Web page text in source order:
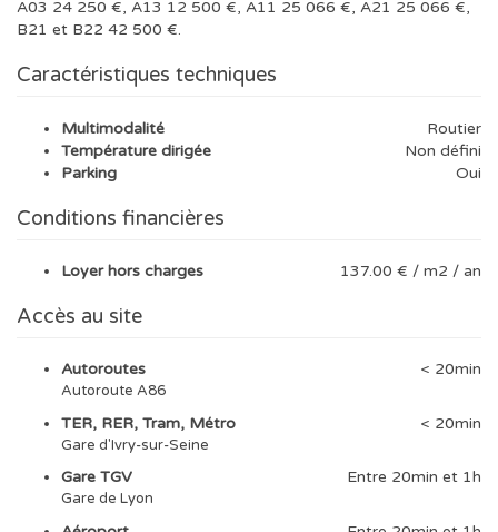
A03 24 250 €, A13 12 500 €, A11 25 066 €, A21 25 066 €,
B21 et B22 42 500 €.
Caractéristiques techniques
Multimodalité
Routier
Température dirigée
Non défini
Parking
Oui
Conditions financières
Loyer hors charges 137.00 € / m2 / an
Accès au site
Autoroutes < 20min
Autoroute A86
TER, RER, Tram, Métro < 20min
Gare d'Ivry-sur-Seine
Gare TGV Entre 20min et 1h
Gare de Lyon